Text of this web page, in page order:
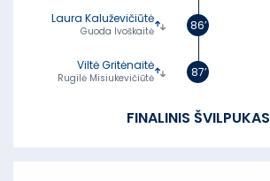
Laura Kaluževičiūtė
Guoda Ivoškaitė 86’
Viltė Gritėnaitė
Rugilė Misiukevičiūtė 87’
FINALINIS ŠVILPUKAS